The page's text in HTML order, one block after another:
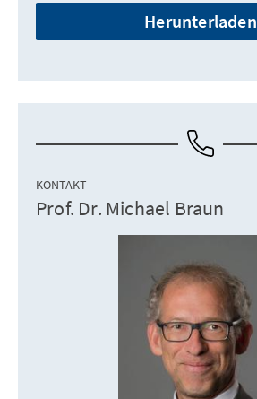
Herunterladen
KONTAKT
Prof. Dr. Michael Braun